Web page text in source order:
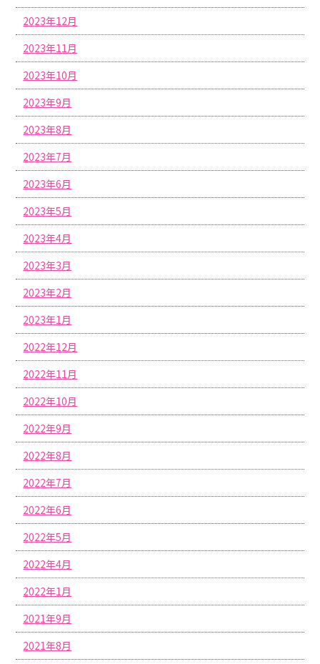
2023年12月
2023年11月
2023年10月
2023年9月
2023年8月
2023年7月
2023年6月
2023年5月
2023年4月
2023年3月
2023年2月
2023年1月
2022年12月
2022年11月
2022年10月
2022年9月
2022年8月
2022年7月
2022年6月
2022年5月
2022年4月
2022年1月
2021年9月
2021年8月